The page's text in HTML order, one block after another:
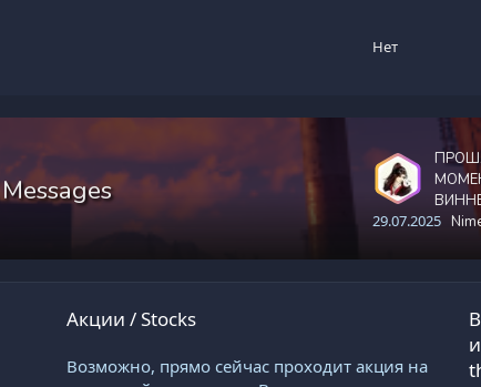
Нет
29.07.2025
Акции / Stocks
Возможно, прямо сейчас проходит акция на